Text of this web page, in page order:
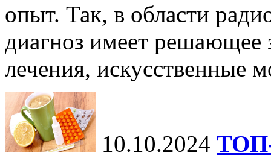
опыт. Так, в области
диагноз имеет решающее
лечения, искусственные
10.10.2024 ТОП-